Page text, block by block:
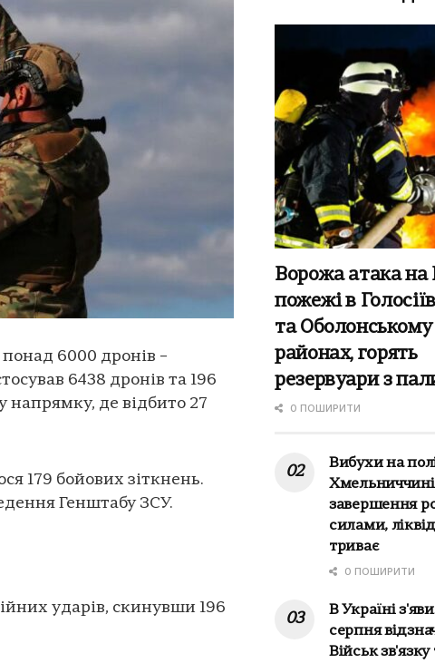
понад 6000 дронів –
6438 дронів та 196
напрямку, де відбито 27
179 бойових зіткнень.
Генштабу ЗСУ.
ударів, скинувши 196
Ворожа атака на
пожежі в
та Оболонському
районах, горять
резервуари з
0 ПОШИРИТИ
Вибухи на
завершення
силами,
триває
0 ПОШИРИТИ
В Україні
серпня
Військ